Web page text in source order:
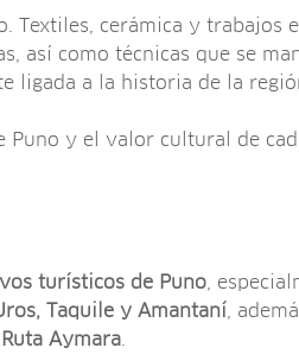
Textiles, cerámica y trabajos
así como técnicas que se
ligada a la historia de la
Puno y el valor cultural de
turísticos de Puno ,
Taquile y Amantaní ,
Ruta Aymara